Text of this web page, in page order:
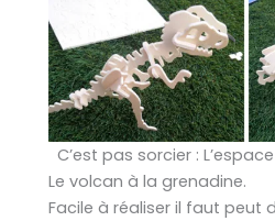
C’est pas sorcier :
Le volcan à la grenadine.
Facile à réaliser il faut peut